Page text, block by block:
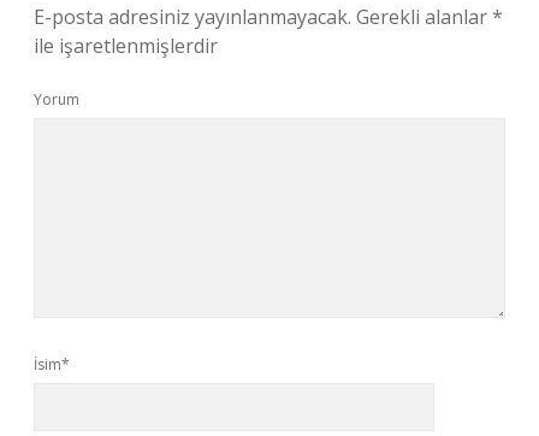
E-posta adresiniz yayınlanmayacak. Gerekli alanlar*
ile işaretlenmişlerdir
Yorum
İsim*